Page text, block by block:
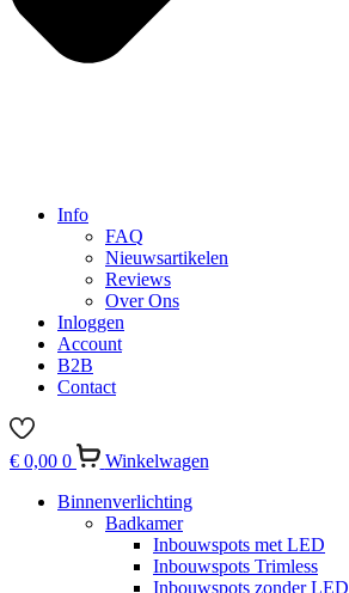
Info
FAQ
Nieuwsartikelen
Reviews
Over Ons
Inloggen
Account
B2B
Contact
€ 0,00 0
Winkelwagen
Binnenverlichting
Badkamer
Inbouwspots met LED
Inbouwspots Trimless
Inbouwspots zonder LED